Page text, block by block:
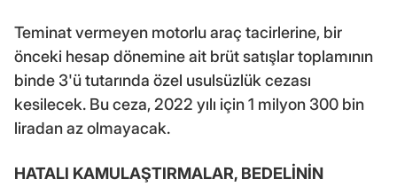
Teminat vermeyen motorlu araç tacirlerine, bir
önceki hesap dönemine ait brüt satışlar toplamının
binde 3'ü tutarında özel usulsüzlük cezası
kesilecek. Bu ceza, 2022 yılı için 1 milyon 300 bin
liradan az olmayacak.
HATALI KAMULAŞTIRMALAR, BEDELİNİN